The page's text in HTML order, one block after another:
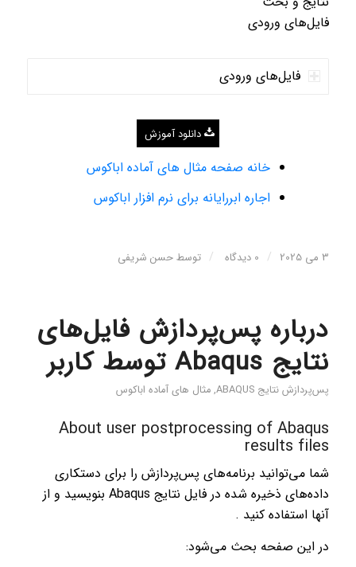
فایل‌های ورودی
فایل‌های ورودی
دانلود آموزش
خانه صفحه مثال های آماده اباکوس
اجاره ابررایانه برای نرم افزار اباکوس
3 می 2025 / 0 دیدگاه / توسطحسن شریفی
درباره پس‌پردازش فایل‌های
نتایج Abaqus توسط کاربر
پس‌پردازش نتایج ABAQUS , مثال های آماده اباکوس
About user postprocessing of Abaqus
results files
شما می‌توانید برنامه‌های پس‌پردازش را برای دستکاری
داده‌های ذخیره شده در فایل نتایج Abaqus بنویسید و از
آنها استفاده کنید .
در این صفحه بحث می‌شود: